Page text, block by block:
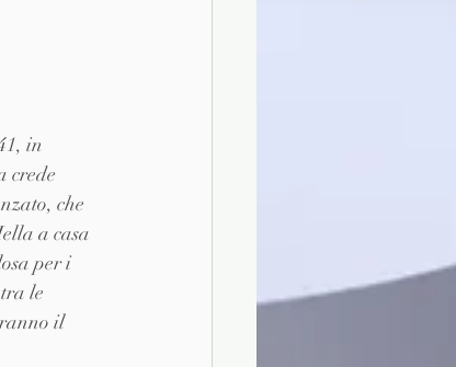
in
crede
che
a casa
per i
le
il